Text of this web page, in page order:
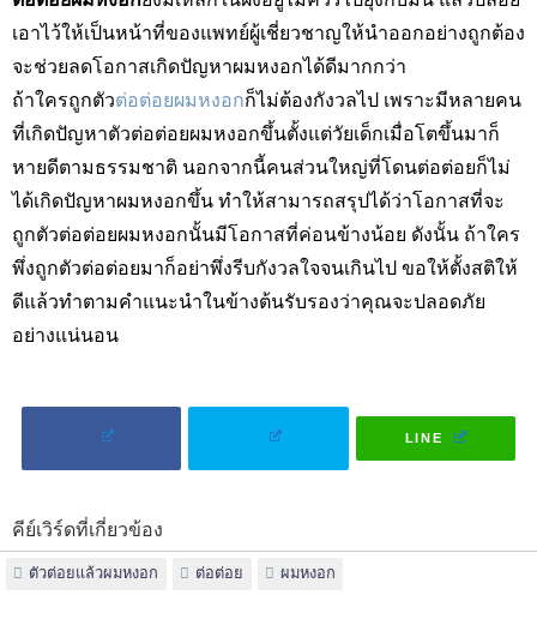
เอาไว้ให้เป็นหน้าที่ของแพทย์ผู้เชี่ยวชาญให้นำออกอย่างถูกต้อง
จะช่วยลดโอกาสเกิดปัญหาผมหงอกได้ดีมากกว่า
ถ้าใครถูกตัวต่อต่อยผมหงอกก็ไม่ต้องกังวลไป เพราะมีหลายคน
ที่เกิดปัญหาตัวต่อต่อยผมหงอกขึ้นตั้งแต่วัยเด็กเมื่อโตขึ้นมาก็
หายดีตามธรรมชาติ นอกจากนี้คนส่วนใหญ่ที่โดนต่อต่อยก็ไม่
ได้เกิดปัญหาผมหงอกขึ้น ทำให้สามารถสรุปได้ว่าโอกาสที่จะ
ถูกตัวต่อต่อยผมหงอกนั้นมีโอกาสที่ค่อนข้างน้อย ดังนั้น ถ้าใคร
พึ่งถูกตัวต่อต่อยมาก็อย่าพึ่งรีบกังวลใจจนเกินไป ขอให้ตั้งสติให้
ดีแล้วทำตามคำแนะนำในข้างต้นรับรองว่าคุณจะปลอดภัย
อย่างแน่นอน
LINE
คีย์เวิร์ดที่เกี่ยวข้อง
ตัวต่อยแล้วผมหงอก ต่อต่อย ผมหงอก